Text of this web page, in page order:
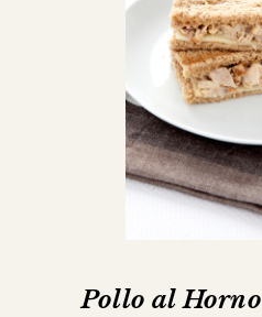
Pollo al Horno